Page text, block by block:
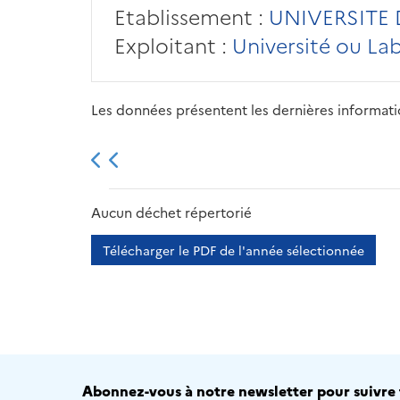
Etablissement : UNIVERSITE
Exploitant : Université ou
Les données présentent les dernières
2013 2014
Aucun déchet répertorié
Télécharger le PDF de l'année sélectionnée
Abonnez-vous à notre newsletter pour suivre